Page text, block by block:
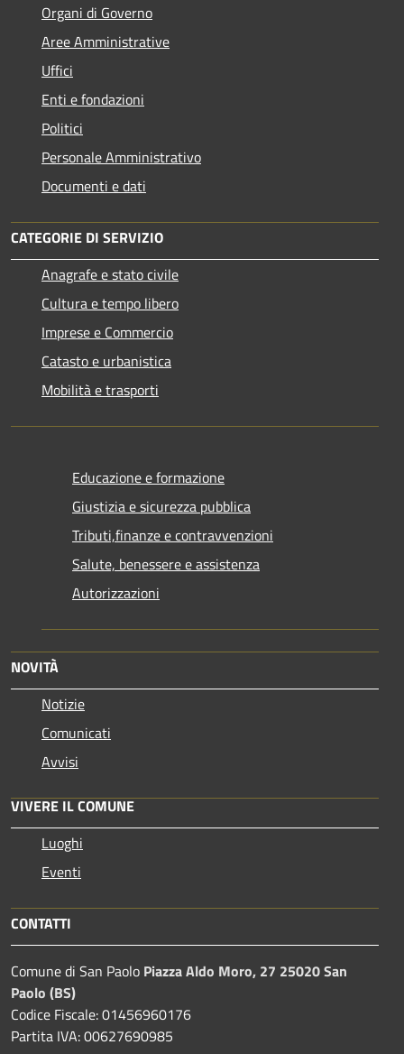
Organi di Governo
Aree Amministrative
Uffici
Enti e fondazioni
Politici
Personale Amministrativo
Documenti e dati
CATEGORIE DI SERVIZIO
Anagrafe e stato civile
Cultura e tempo libero
Imprese e Commercio
Catasto e urbanistica
Mobilità e trasporti
Educazione e formazione
Giustizia e sicurezza pubblica
Tributi,finanze e contravvenzioni
Salute, benessere e assistenza
Autorizzazioni
NOVITÀ
Notizie
Comunicati
Avvisi
VIVERE IL COMUNE
Luoghi
Eventi
CONTATTI
Comune di San Paolo Piazza Aldo Moro, 27 25020 San
Paolo (BS)
Codice Fiscale: 01456960176
Partita IVA: 00627690985